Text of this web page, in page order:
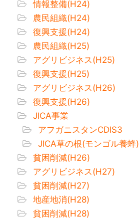
情報整備(H24)
農民組織(H24)
復興支援(H24)
農民組織(H25)
アグリビジネス(H25)
復興支援(H25)
アグリビジネス(H26)
復興支援(H26)
JICA事業
アフガニスタンCDIS3
JICA草の根(モンゴル養蜂)
貧困削減(H26)
アグリビジネス(H27)
貧困削減(H27)
地産地消(H28)
貧困削減(H28)